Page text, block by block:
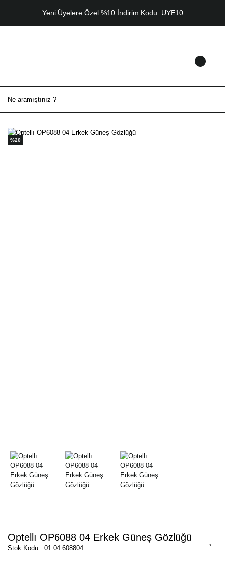
Yeni Üyelere Özel %10 İndirim Kodu: UYE10
%20
Optellı OP6088 04 Erkek Güneş Gözlüğü
Stok Kodu : 01.04.608804